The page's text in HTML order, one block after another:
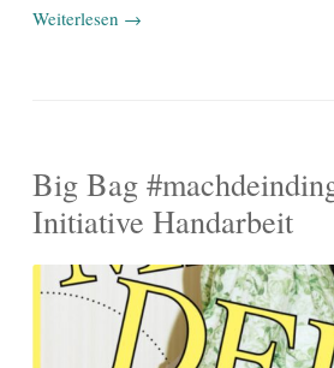
Weiterlesen →
Big Bag
Initiative Handarbeit